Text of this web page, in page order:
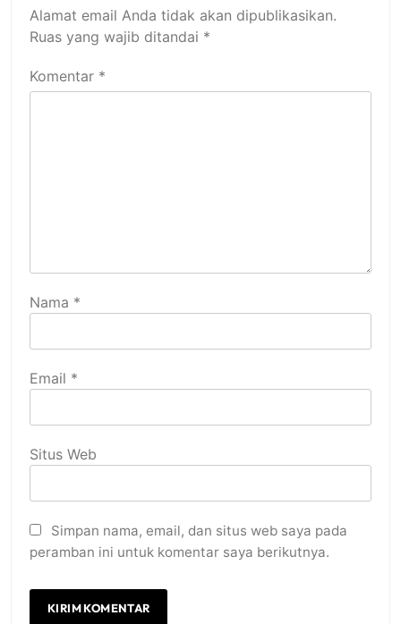
Alamat email Anda tidak akan dipublikasikan.
Ruas yang wajib ditandai *
Komentar *
Nama *
Email *
Situs Web
Simpan nama, email, dan situs web saya pada
peramban ini untuk komentar saya berikutnya.